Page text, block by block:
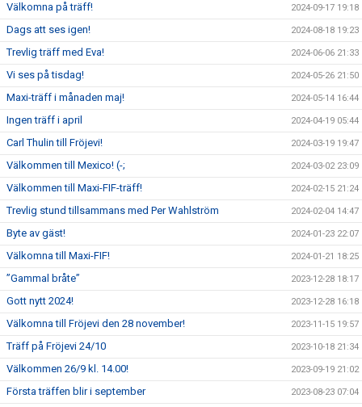
Välkomna på träff! 2024-09-17 19:18
Dags att ses igen! 2024-08-18 19:23
Trevlig träff med Eva! 2024-06-06 21:33
Vi ses på tisdag! 2024-05-26 21:50
Maxi-träff i månaden maj! 2024-05-14 16:44
Ingen träff i april 2024-04-19 05:44
Carl Thulin till Fröjevi! 2024-03-19 19:47
Välkommen till Mexico! (-; 2024-03-02 23:09
Välkommen till Maxi-FIF-träff! 2024-02-15 21:24
Trevlig stund tillsammans med Per Wahlström 2024-02-04 14:47
Byte av gäst! 2024-01-23 22:07
Välkomna till Maxi-FIF! 2024-01-21 18:25
”Gammal bråte” 2023-12-28 18:17
Gott nytt 2024! 2023-12-28 16:18
Välkomna till Fröjevi den 28 november! 2023-11-15 19:57
Träff på Fröjevi 24/10 2023-10-18 21:34
Välkommen 26/9 kl. 14.00! 2023-09-19 21:02
Första träffen blir i september 2023-08-23 07:04